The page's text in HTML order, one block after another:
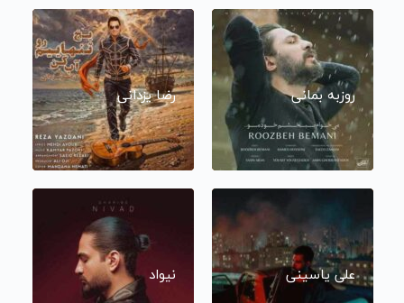
روزبه بمانی رضا یزدانی
علی یاسینی نیواد